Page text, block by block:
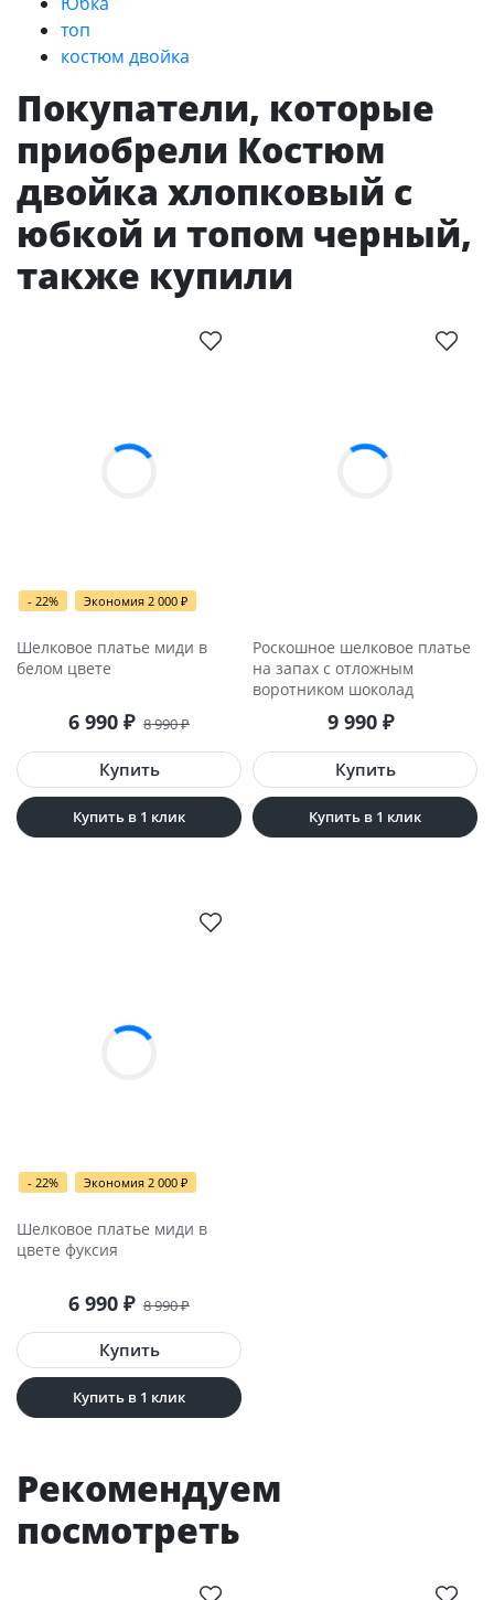
топ
костюм двойка
Покупатели, которые
приобрели Костюм
двойка хлопковый с
юбкой и топом черный,
также купили
- 22% Экономия 2 000 ₽
Шелковое платье миди в
белом цвете
6 990 ₽ 8 990₽
Купить в 1 клик
Роскошное шелковое платье
на запах с отложным
воротником шоколад
9 990 ₽
Купить в 1 клик
- 22% Экономия 2 000 ₽
Шелковое платье миди в
цвете фуксия
6 990 ₽ 8 990₽
Купить в 1 клик
Рекомендуем
посмотреть